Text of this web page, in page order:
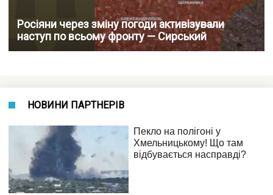
Росіяни через зміну погоди активізували
наступ по всьому фронту — Сирський
НОВИНИ ПАРТНЕРІВ